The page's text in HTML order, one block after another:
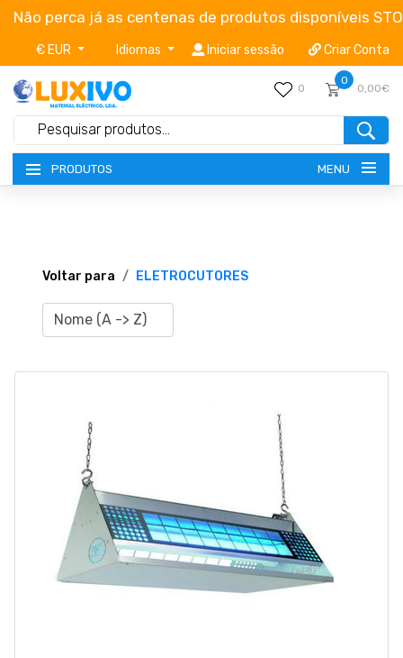
Não perca já as centenas de produtos disponíveis
€ EUR Idiomas Iniciar sessão Criar Conta
0
0
0,00€
PRODUTOS MENU
TERMOS E CONDIÇÕES
CATÁLOGOS
CONTACTOS
263 710 898 geral@luxivo.pt
Voltar para ELETROCUTORES